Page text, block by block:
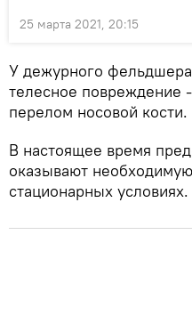
25 марта 2021, 20:15
У дежурного
телесное повреждение
перелом носовой кости.
В настоящее время
оказывают
стационарных условиях.